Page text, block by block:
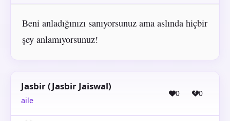
Beni anladığınızı sanıyorsunuz ama aslında hiçbir
şey anlamıyorsunuz!
Jasbir (Jasbir Jaiswal)
aile
0 0